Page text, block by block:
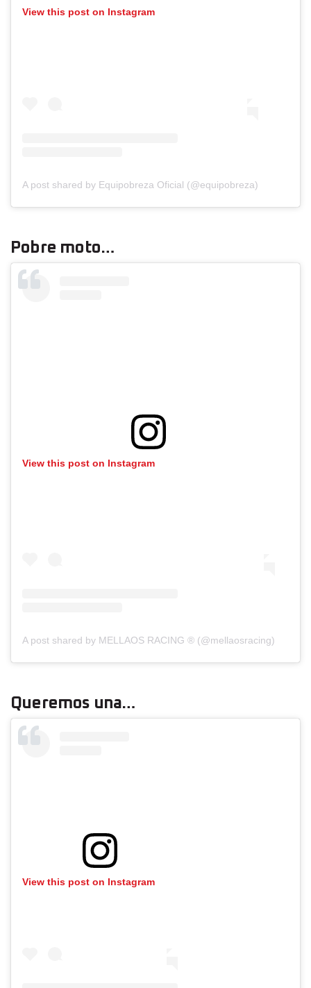
View this post on Instagram
A post shared by Equipobreza Oficial (@equipobreza)
Pobre moto…
View this post on Instagram
A post shared by MELLAOS RACING ® (@mellaosracing)
Queremos una…
View this post on Instagram